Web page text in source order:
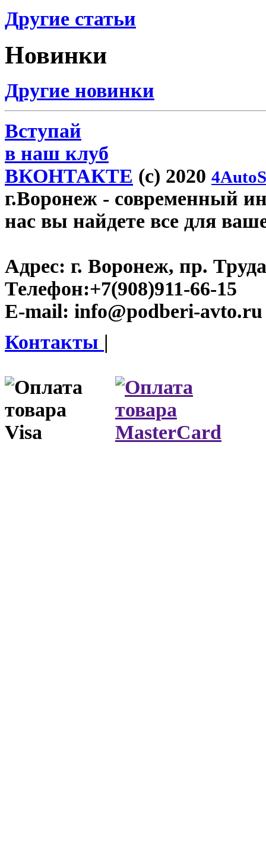
Другие статьи
Новинки
Другие новинки
Вступай
в наш клуб
ВКОНТАКТЕ (c) 2020
г.Воронеж - современный
нас вы найдете все для
Адрес: г. Воронеж, пр.
Телефон:+7(908)911-66-15
E-mail: info@podberi-avto.ru
Контакты |